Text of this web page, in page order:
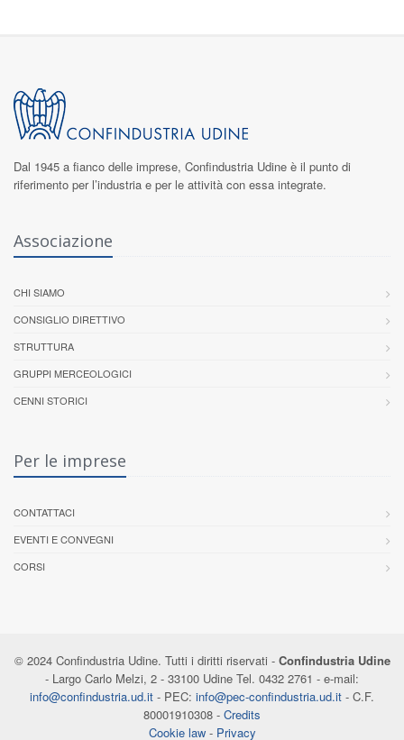
Dal 1945 a fianco delle imprese, Confindustria Udine è il punto di
riferimento per l’industria e per le attività con essa integrate.
Associazione
CHI SIAMO
CONSIGLIO DIRETTIVO
STRUTTURA
GRUPPI MERCEOLOGICI
CENNI STORICI
Per le imprese
CONTATTACI
EVENTI E CONVEGNI
CORSI
© 2024 Confindustria Udine. Tutti i diritti riservati - Confindustria Udine
- Largo Carlo Melzi, 2 - 33100 Udine Tel. 0432 2761 - e-mail:
info@confindustria.ud.it - PEC: info@pec-confindustria.ud.it - C.F.
80001910308 - Credits
Cookie law- Privacy